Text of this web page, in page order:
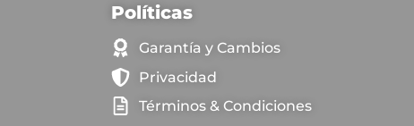
Políticas
Garantía y Cambios
Privacidad
Términos & Condiciones